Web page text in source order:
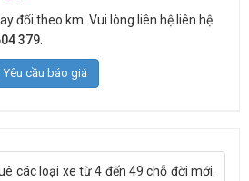
đổi theo km. Vui lòng liên hệ liên hệ
379
Yêu cầu báo giá
các loại xe từ 4 đến 49 chỗ đời mới.